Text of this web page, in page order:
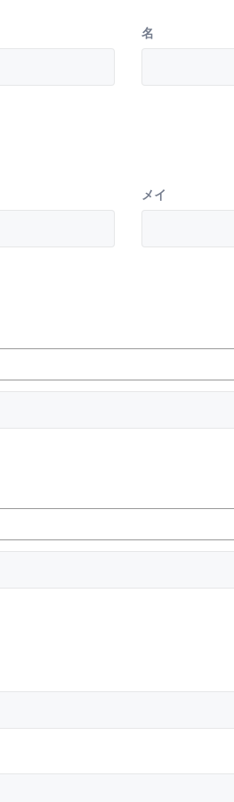
名
メイ